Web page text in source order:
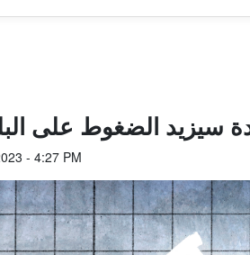
سيزيد الضغوط على
- 4:27 PM